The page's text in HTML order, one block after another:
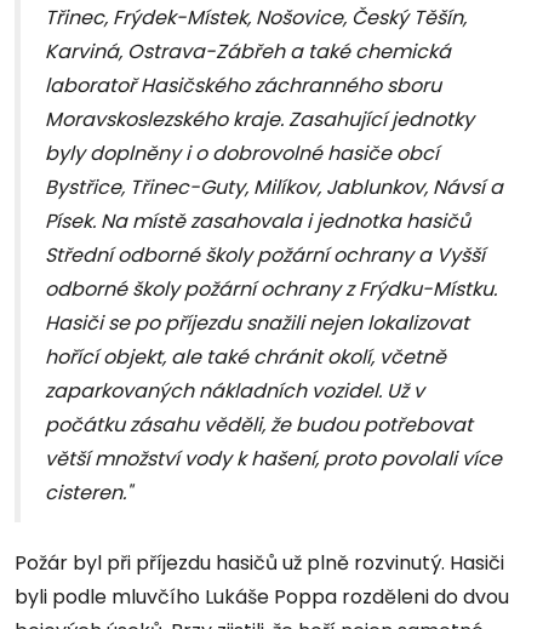
Třinec, Frýdek-Místek, Nošovice, Český Těšín,
Karviná, Ostrava-Zábřeh a také chemická
laboratoř Hasičského záchranného sboru
Moravskoslezského kraje. Zasahující jednotky
byly doplněny i o dobrovolné hasiče obcí
Bystřice, Třinec-Guty, Milíkov, Jablunkov, Návsí a
Písek. Na místě zasahovala i jednotka hasičů
Střední odborné školy požární ochrany a Vyšší
odborné školy požární ochrany z Frýdku-Místku.
Hasiči se po příjezdu snažili nejen lokalizovat
hořící objekt, ale také chránit okolí, včetně
zaparkovaných nákladních vozidel. Už v
počátku zásahu věděli, že budou potřebovat
větší množství vody k hašení, proto povolali více
cisteren."
Požár byl při příjezdu hasičů už plně rozvinutý. Hasiči
byli podle mluvčího Lukáše Poppa rozděleni do dvou